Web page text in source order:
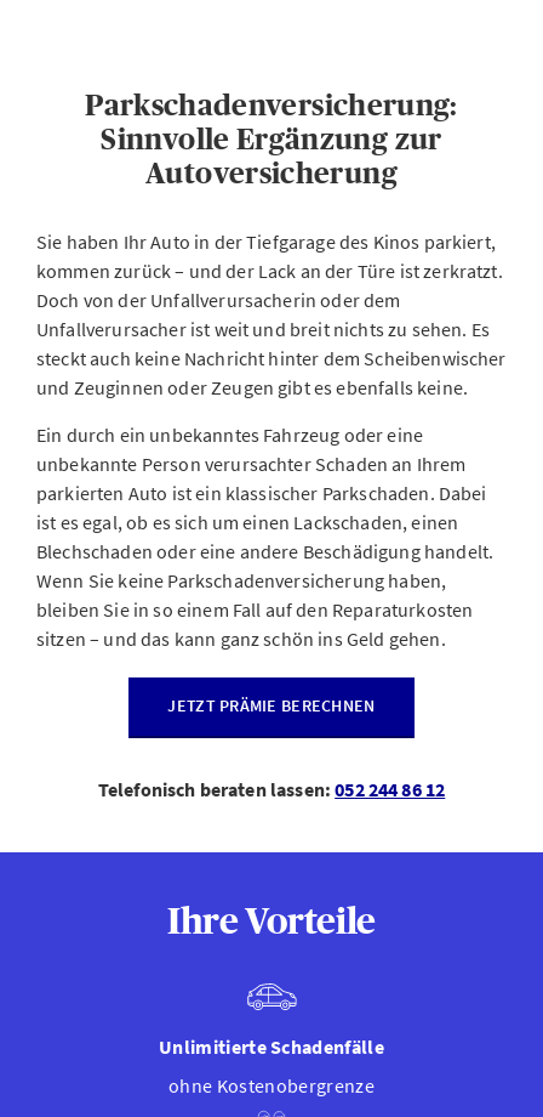
Parkschadenversicherung:
Sinnvolle Ergänzung zur
Autoversicherung
Sie haben Ihr Auto in der Tiefgarage des Kinos parkiert,
kommen zurück – und der Lack an der Türe ist zerkratzt.
Doch von der Unfallverursacherin oder dem
Unfallverursacher ist weit und breit nichts zu sehen. Es
steckt auch keine Nachricht hinter dem Scheibenwischer
und Zeuginnen oder Zeugen gibt es ebenfalls keine.
Ein durch ein unbekanntes Fahrzeug oder eine
unbekannte Person verursachter Schaden an Ihrem
parkierten Auto ist ein klassischer Parkschaden. Dabei
ist es egal, ob es sich um einen Lackschaden, einen
Blechschaden oder eine andere Beschädigung handelt.
Wenn Sie keine Parkschadenversicherung haben,
bleiben Sie in so einem Fall auf den Reparaturkosten
sitzen – und das kann ganz schön ins Geld gehen.
JETZT PRÄMIE BERECHNEN
Telefonisch beraten lassen:052 244 86 12
Ihre Vorteile
Unlimitierte Schadenfälle
ohne Kostenobergrenze